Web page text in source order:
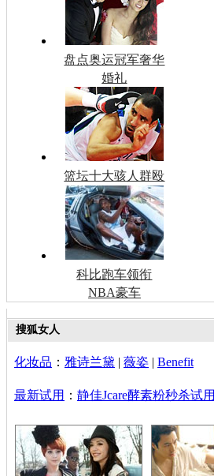
盘点奥运冠军奢华
婚礼
篮坛十大骇人群殴
科比跑车领衔
NBA豪车
搜狐女人
化妆品 ： 雅诗兰黛 | 薇姿 | Benefit
最新试用 ： 静佳Jcare酵素粉秒杀试用